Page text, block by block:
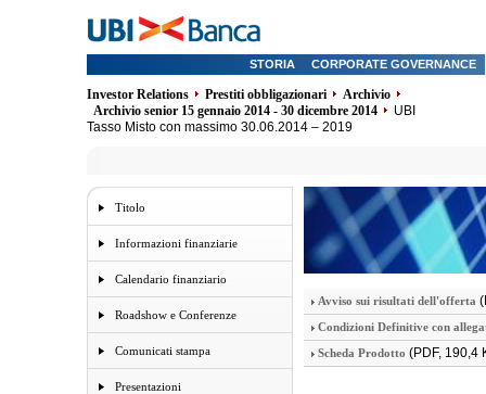
STORIA CORPORATE GOVERNANCE
Investor Relations Prestiti obbligazionari
Archivio
Archivio senior 15 gennaio 2014 - 30 dicembre 2014
UBI
Tasso Misto con massimo 30.06.2014 – 2019
Titolo
Informazioni finanziarie
Calendario finanziario
Roadshow e Conferenze
Comunicati stampa
Presentazioni
Avviso sui risultati dell'offerta
Condizioni Definitive con
Scheda Prodotto (PDF, 190,4